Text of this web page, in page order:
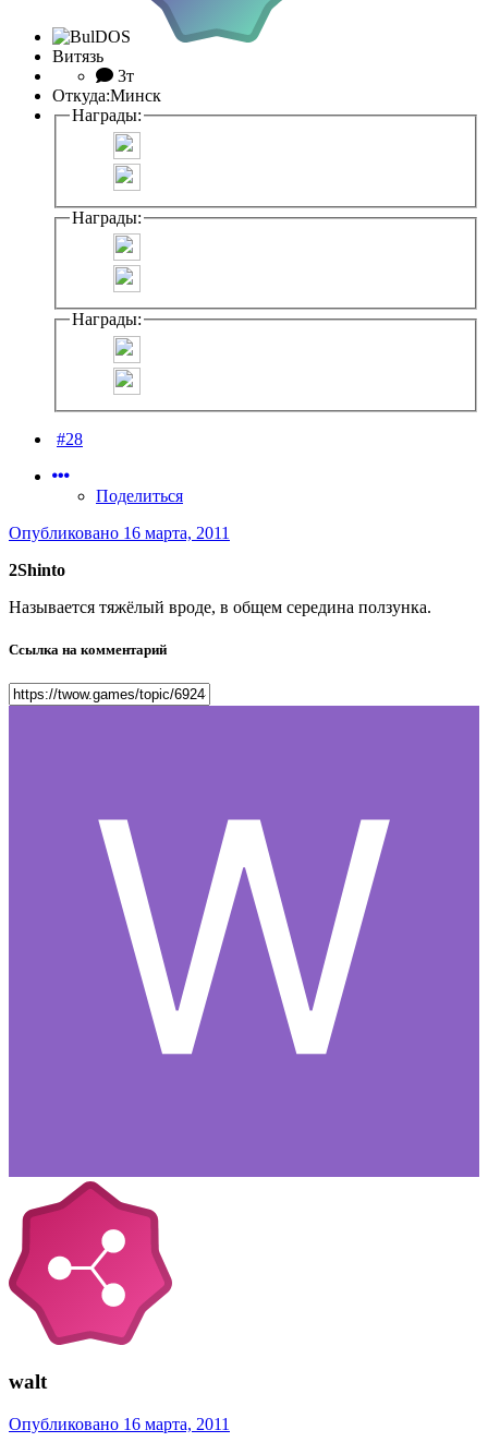
Витязь
3т
Откуда:Минск
Награды:
Награды:
Награды:
#28
Поделиться
Опубликовано 16 марта, 2011
2Shinto
Называется тяжёлый вроде, в общем середина ползунка.
Ссылка на комментарий
walt
Опубликовано 16 марта, 2011